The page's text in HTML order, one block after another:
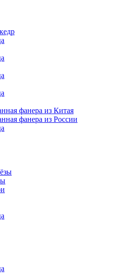
фанера из Китая
фанера из России